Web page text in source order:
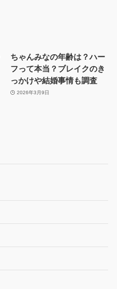
ちゃんみなの年齢は？ハー
フって本当？ブレイクのき
っかけや結婚事情も調査
2026年3月9日